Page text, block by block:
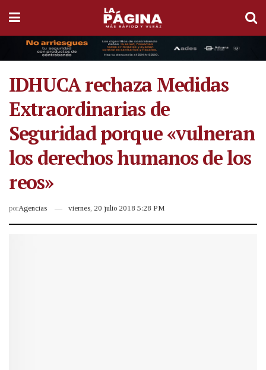
IDHUCA rechaza Medidas
Extraordinarias de
Seguridad porque «vulneran
los derechos humanos de los
reos»
porAgencias viernes, 20 julio 2018 5:28 PM